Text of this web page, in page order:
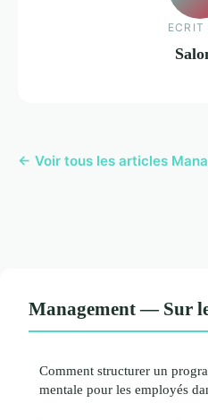
ECRIT
← Voir tous les articles
Management — Sur
Comment structurer un
mentale pour les employés